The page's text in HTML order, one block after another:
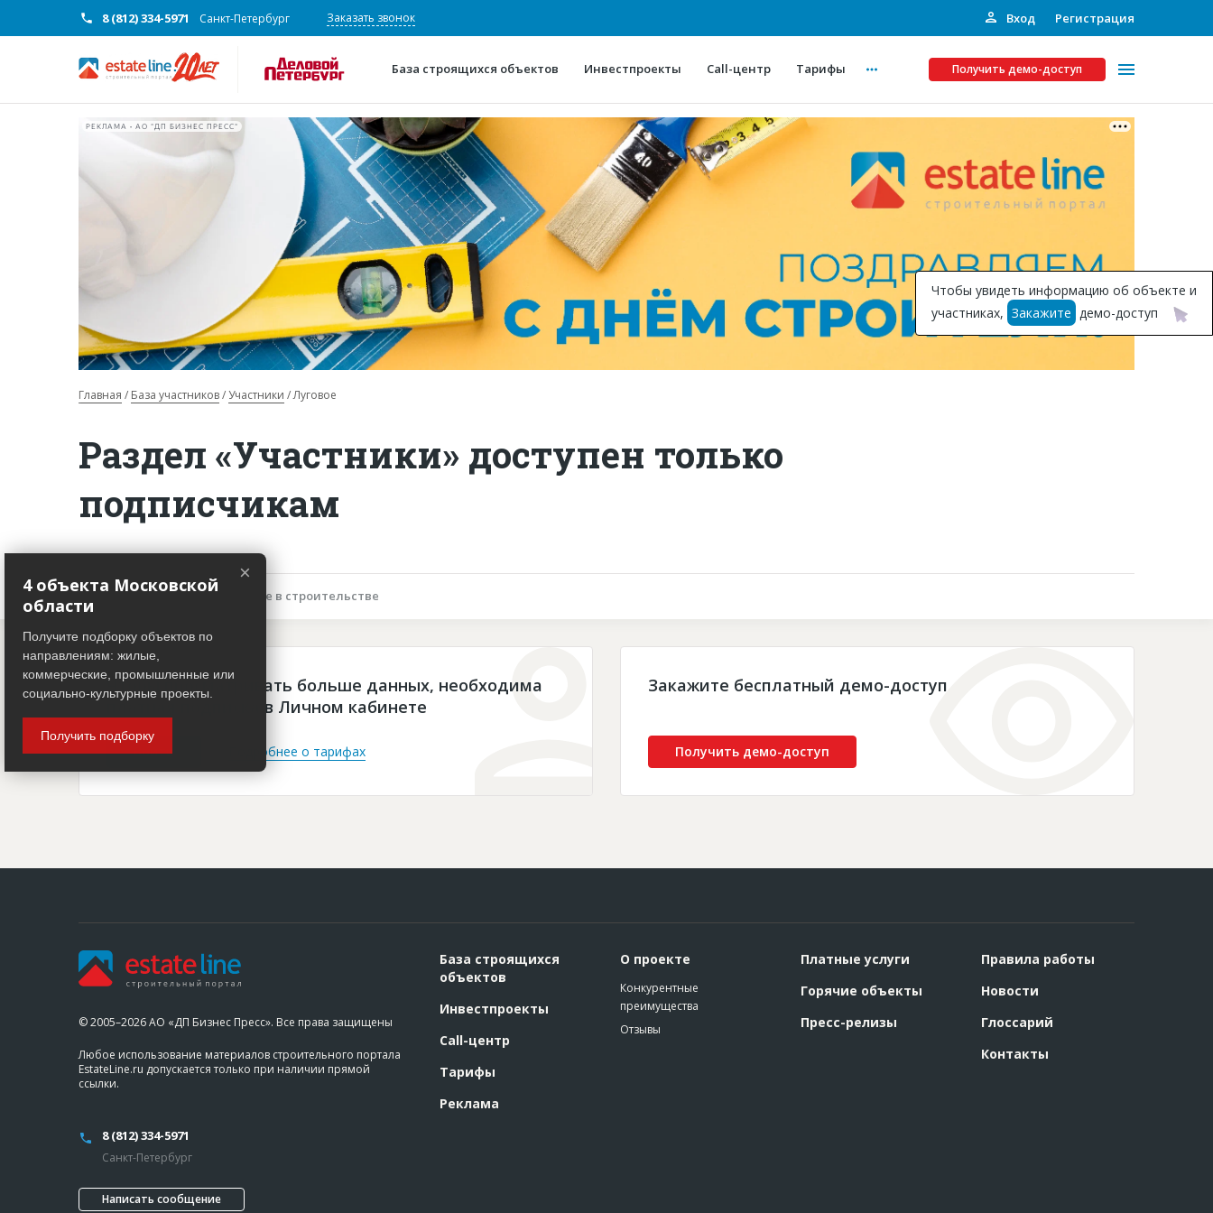
8 (812) 334-5971 Санкт-Петербург Заказать звонок Вход Регистрация
База строящихся объектов Инвестпроекты Call-центр Тарифы Получить демо-доступ
О проекте
Конкурентные преимущества
Горячие объекты
Глоссарий
Платные услуги
Рекламодателям
Инвестпроекты
Подписка на Базу
РЕКЛАМА • АО "ДП БИЗНЕС ПРЕСС"
Главная База участников Участники Луговое
Раздел «Участники» доступен только
подписчикам
Описание объекта Участие в строительстве
Чтобы просматривать больше данных, необходима
платная подписка в Личном кабинете
Войти Подробнее о тарифах
Закажите бесплатный демо-доступ
Получить демо-доступ
Чтобы увидеть информацию об объекте и
участниках, Закажите демо-доступ
© 2005–2026 АО «ДП Бизнес Пресс». Все права защищены
Любое использование материалов строительного портала
EstateLine.ru допускается только при наличии прямой
ссылки.
8 (812) 334-5971
Санкт-Петербург
Написать сообщение
База строящихся
объектов
Инвестпроекты
Call-центр
Тарифы
Реклама
О проекте
Конкурентные
преимущества
Отзывы
Платные услуги
Горячие объекты
Пресс-релизы
Правила работы
Новости
Глоссарий
Контакты
×
4 объекта Московской
области
Получите подборку объектов по
направлениям: жилые,
коммерческие, промышленные или
социально-культурные проекты.
Получить подборку